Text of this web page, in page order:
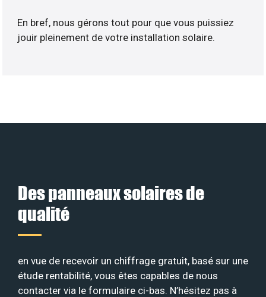
En bref, nous gérons tout pour que vous puissiez
jouir pleinement de votre installation solaire.
Des panneaux solaires de
qualité
en vue de recevoir un chiffrage gratuit, basé sur une
étude rentabilité, vous êtes capables de nous
contacter via le formulaire ci-bas. N’hésitez pas à